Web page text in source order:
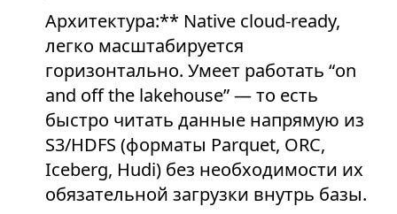
Архитектура:** Native cloud-ready,
легко масштабируется
горизонтально. Умеет работать “on
and off the lakehouse” — то есть
быстро читать данные напрямую из
S3/HDFS (форматы Parquet, ORC,
Iceberg, Hudi) без необходимости их
обязательной загрузки внутрь базы.